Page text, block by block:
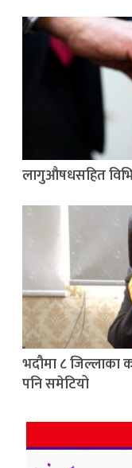
लागुऔषधसहित
भदौमा ८ जिल्लाका
पनि समेटियो